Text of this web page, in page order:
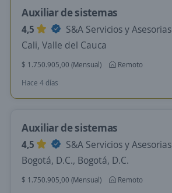
Auxiliar de sistemas
4,5
S&A Servicios y Asesorias
Cali, Valle del Cauca
$ 1.750.905,00 (Mensual)
Remoto
Hace 4 días
Auxiliar de sistemas
4,5
S&A Servicios y Asesorias
Bogotá, D.C., Bogotá, D.C.
$ 1.750.905,00 (Mensual)
Remoto